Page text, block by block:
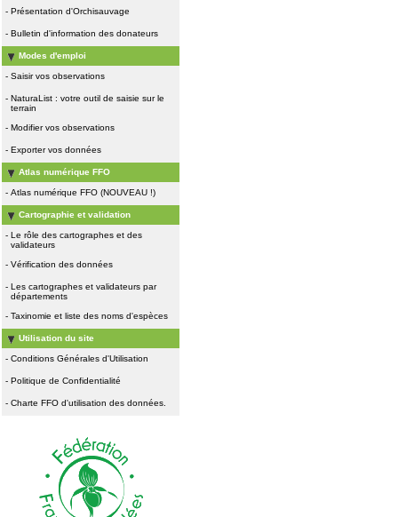
- Présentation d'Orchisauvage
- Bulletin d'information des donateurs
Modes d'emploi
- Saisir vos observations
- NaturaList : votre outil de saisie sur le
terrain
- Modifier vos observations
- Exporter vos données
Atlas numérique FFO
- Atlas numérique FFO (NOUVEAU !)
Cartographie et validation
- Le rôle des cartographes et des
validateurs
- Vérification des données
- Les cartographes et validateurs par
départements
- Taxinomie et liste des noms d'espèces
Utilisation du site
- Conditions Générales d'Utilisation
- Politique de Confidentialité
- Charte FFO d'utilisation des données.